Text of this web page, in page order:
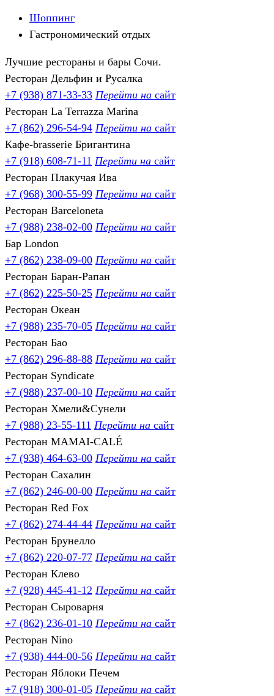
Шоппинг
Гастрономический отдых
Лучшие рестораны и бары Сочи.
Ресторан Дельфин и Русалка
+7 (938) 871-33-33 Перейти на сайт
Ресторан La Terrazza Marina
+7 (862) 296-54-94 Перейти на сайт
Кафе-brasserie Бригантина
+7 (918) 608-71-11 Перейти на сайт
Ресторан Плакучая Ива
+7 (968) 300-55-99 Перейти на сайт
Ресторан Barceloneta
+7 (988) 238-02-00 Перейти на сайт
Бар London
+7 (862) 238-09-00 Перейти на сайт
Ресторан Баран-Рапан
+7 (862) 225-50-25 Перейти на сайт
Ресторан Океан
+7 (988) 235-70-05 Перейти на сайт
Ресторан Бао
+7 (862) 296-88-88 Перейти на сайт
Ресторан Syndicate
+7 (988) 237-00-10 Перейти на сайт
Ресторан Хмели&Сунели
+7 (988) 23-55-111 Перейти на сайт
Ресторан MAMAI-CALÉ
+7 (938) 464-63-00 Перейти на сайт
Ресторан Сахалин
+7 (862) 246-00-00 Перейти на сайт
Ресторан Red Fox
+7 (862) 274-44-44 Перейти на сайт
Ресторан Брунелло
+7 (862) 220-07-77 Перейти на сайт
Ресторан Клево
+7 (928) 445-41-12 Перейти на сайт
Ресторан Сыроварня
+7 (862) 236-01-10 Перейти на сайт
Ресторан Nino
+7 (938) 444-00-56 Перейти на сайт
Ресторан Яблоки Печем
+7 (918) 300-01-05 Перейти на сайт